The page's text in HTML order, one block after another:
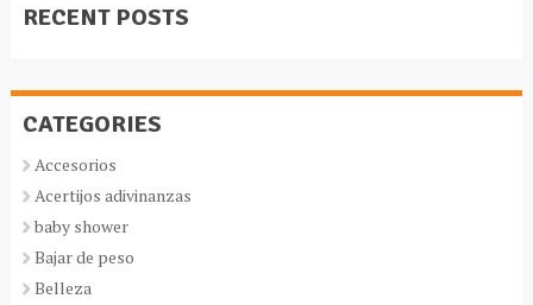
RECENT POSTS
CATEGORIES
Accesorios
Acertijos adivinanzas
baby shower
Bajar de peso
Belleza